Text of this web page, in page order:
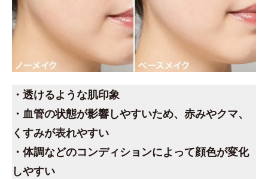
・透けるような肌印象
・血管の状態が影響しやすいため、赤みやクマ、
くすみが表れやすい
・体調などのコンディションによって顔色が変化
しやすい